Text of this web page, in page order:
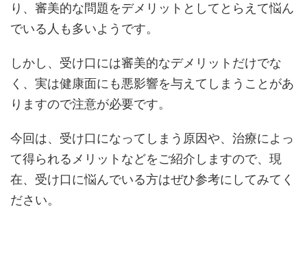
り、審美的な問題をデメリットとしてとらえて悩ん
でいる人も多いようです。
しかし、受け口には審美的なデメリットだけでな
く、実は健康面にも悪影響を与えてしまうことがあ
りますので注意が必要です。
今回は、受け口になってしまう原因や、治療によっ
て得られるメリットなどをご紹介しますので、現
在、受け口に悩んでいる方はぜひ参考にしてみてく
ださい。